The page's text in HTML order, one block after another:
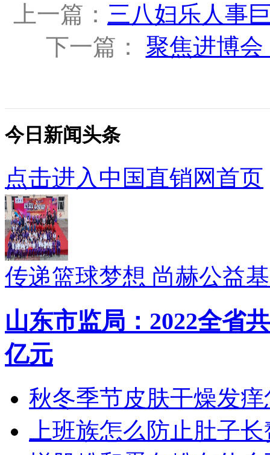
上一篇： 三八妇乐人事
下一篇： 聚焦进博
今日新闻头条
点击进入中国直销网首页
传递篮球梦想 尚赫公益
山东市监局：2022全省
亿元
秋冬季节皮肤干燥发痒
上班族怎么防止肚子